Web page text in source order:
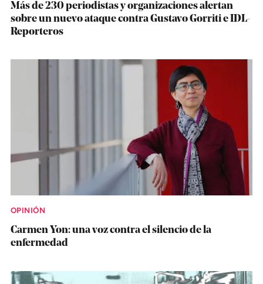
Más de 230 periodistas y organizaciones alertan
sobre un nuevo ataque contra Gustavo Gorriti e IDL-
Reporteros
OPINIÓN
Carmen Yon: una voz contra el silencio de la
enfermedad